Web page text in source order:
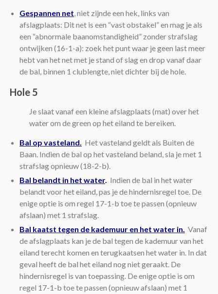
Gespannen net, niet zijnde een hek, links van
afslagplaats: Dit net is een “vast obstakel” en mag je als
een “abnormale baanomstandigheid” zonder strafslag
ontwijken (16-1-a): zoek het punt waar je geen last meer
hebt van het net met je stand of slag en drop vanaf daar
de bal, binnen 1 clublengte, niet dichter bij de hole.
Hole 5
Je slaat vanaf een kleine afslagplaats (mat) over het
water om de green op het eiland te bereiken.
Bal op vasteland. Het vasteland geldt als Buiten de
Baan. Indien de bal op het vasteland beland, sla je met 1
strafslag opnieuw (18-2-b).
Bal belandt in het water. Indien de bal in het water
belandt voor het eiland, pas je de hindernisregel toe. De
enige optie is om regel 17-1-b toe te passen (opnieuw
afslaan) met 1 strafslag.
Bal kaatst tegen de kademuur en het water in. Vanaf
de afslagplaats kan je de bal tegen de kademuur van het
eiland terecht komen en terugkaatsen het water in. In dat
geval heeft de bal het eiland nog niet geraakt. De
hindernisregel is van toepassing. De enige optie is om
regel 17-1-b toe te passen (opnieuw afslaan) met 1